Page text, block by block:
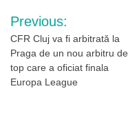
Navigare
în
articole
Previous:
CFR Cluj va fi arbitrată la
Praga de un nou arbitru de
top care a oficiat finala
Europa League